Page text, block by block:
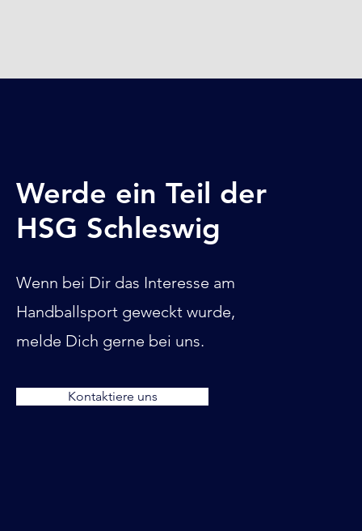
Werde ein Teil der
HSG Schleswig
Wenn bei Dir das Interesse am
Handballsport geweckt wurde,
melde Dich gerne bei uns.
Kontaktiere uns